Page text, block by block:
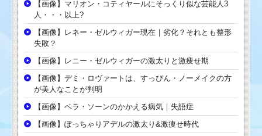
【画像】マリオン・コティヤールにそっくり似な芸能人3
人・・・以上?
【画像】レネー・ゼルウィガー現在｜劣化？それとも整形
失敗？
【画像】レニー・ゼルウィガーの激太りと激痩せ期
【画像】デミ・ロヴァートは、すっぴん・ノーメイクの方
が美人なことが判明
【画像】ベラ・ソーンのかかえる病気｜失語症
【画像】ぽっちゃりアデルの激太り&激痩せ時代